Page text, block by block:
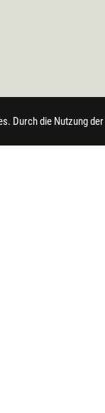
Durch die Nutzung